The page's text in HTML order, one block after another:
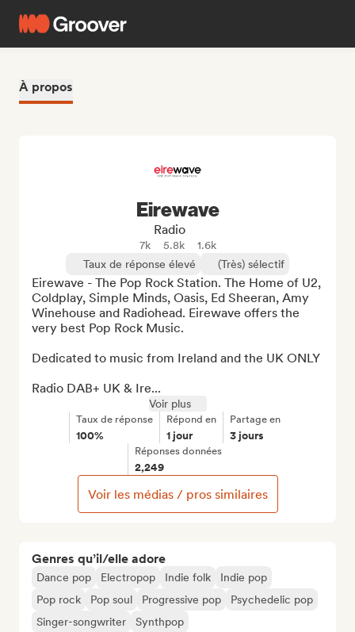
À propos
Genres qu’il/elle adore
Dance pop Electropop Indie folk
Indie pop
Pop rock
Pop soul Progressive pop
Psychedelic pop
Singer-songwriter
Synthpop
Eirewave
Radio
7k 5.8k
1.6k
Taux de réponse élevé
(Très) sélectif
Eirewave - The Pop Rock Station. The Home of U2,
Coldplay, Simple Minds, Oasis, Ed Sheeran, Amy
Winehouse and Radiohead. Eirewave offers the
very best Pop Rock Music.
Dedicated to music from Ireland and the UK ONLY
Radio DAB+ UK & Ire...
Voir plus
Taux de réponse
100%
Répond en
1 jour
Partage en
3 jours
Réponses données
2,249
Voir les médias / pros similaires